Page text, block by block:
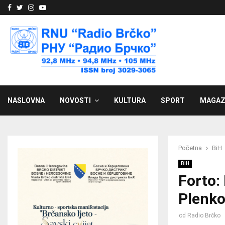
Facebook
Twitter
Instagram
Youtube
NASLOVNA NOVOSTI KULTURA SPORT
Početna BiH
BiH
Forto:
od Radio Brčko